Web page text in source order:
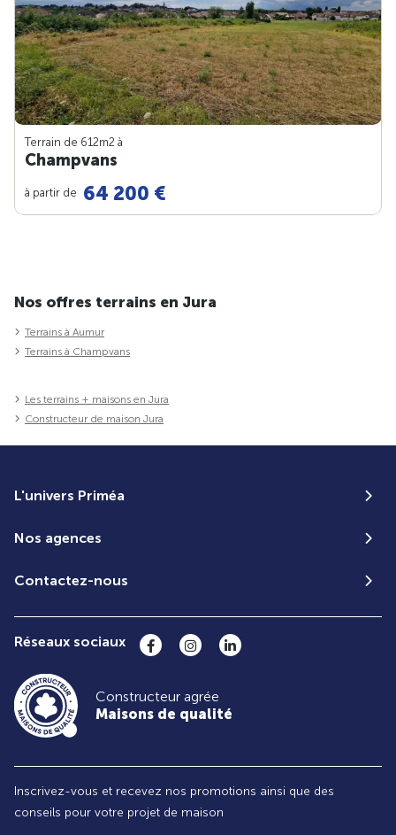
Terrain de 612m2 à
Champvans
à partir de 64 200 €
Nos offres terrains en Jura
Terrains à Aumur
Terrains à Champvans
Les terrains + maisons en Jura
Constructeur de maison Jura
L'univers Priméa
Nos agences
Contactez-nous
Réseaux sociaux
Constructeur agrée
Maisons de qualité
Inscrivez-vous et recevez nos promotions ainsi que des
conseils pour votre projet de maison